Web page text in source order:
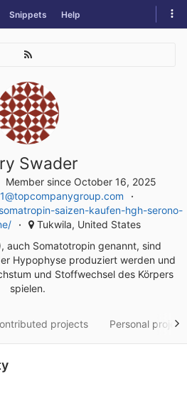
Snippets Help
Swader
Member since October 16, 2025
saizen-kaufen-hgh-serono-
Tukwila, United States
auch Somatotropin genannt, sind
Hypophyse produziert werden und
und Stoffwechsel des Körpers
spielen.
projects Personal